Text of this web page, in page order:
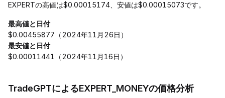
EXPERTの高値は$0.00015174、安値は$0.00015073です。
最高値と日付
$0.00455877（2024年11月26日）
最安値と日付
$0.00011441（2024年11月16日）
TradeGPTによるEXPERT_MONEYの価格分析